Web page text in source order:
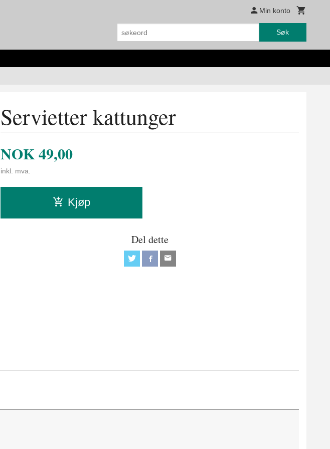
Min konto
Søk
Servietter kattunger
NOK49,00
inkl. mva.
Kjøp
Del dette